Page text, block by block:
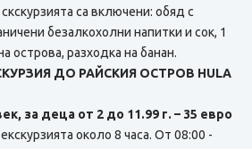
сa включени: обяд с
безалкохолни напитки и сок, 1
острова, разходка на банан.
ДО РАЙСКИЯ ОСТРОВ HULA
за деца от 2 до 11.99 г. – 35 евро
около 8 часа. От 08:00 -